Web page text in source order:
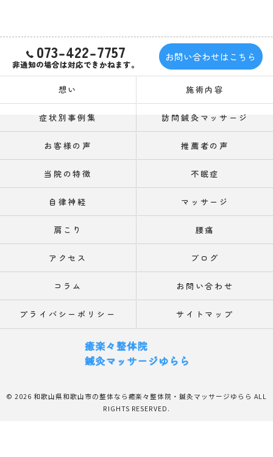
073-422-7757
非通知の場合は対応できかねます。
お問い合わせはこちら
想い 施術内容
症状別事例集 訪問鍼灸マッサージ
お客様の声 推薦者の声
当院の特徴 不眠症
自律神経 マッサージ
肩こり 腰痛
アクセス ブログ
コラム お問い合わせ
プライバシーポリシー サイトマップ
© 2026 和歌山県和歌山市の整体なら癒楽々整体院・鍼灸マッサージゆらら ALL
RIGHTS RESERVED.